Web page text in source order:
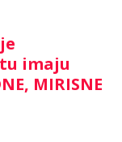
imaju
MIRISNE